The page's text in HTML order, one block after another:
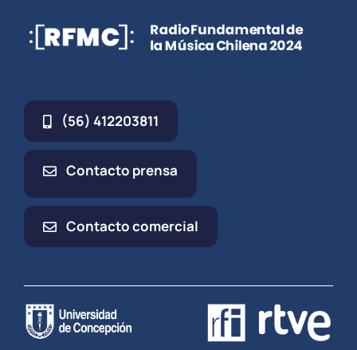
(56) 412203811
Contacto prensa
Contacto comercial